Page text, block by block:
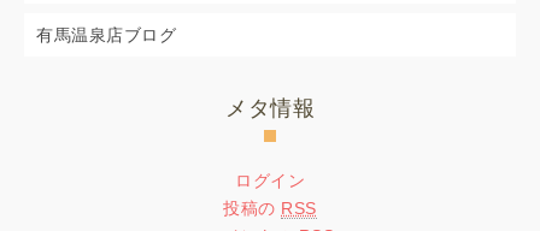
有馬温泉店ブログ
メタ情報
ログイン
投稿の RSS